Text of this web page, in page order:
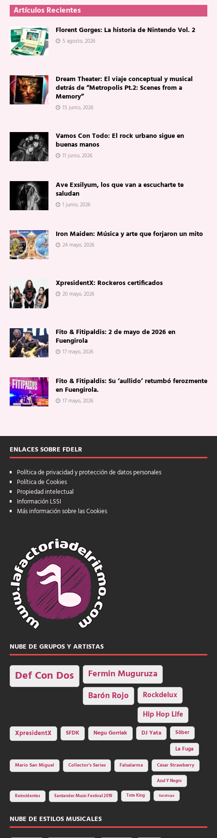
Artículos Recientes
Florent Gorges: La historia de Nintendo Vol. 2
5 agosto, 2026
Dream Theater: El viaje conceptual y musical
detrás de “Metropolis Pt.2: Scenes from a
Memory”
15 junio, 2026
Vamos Con Todo: El rock urbano sigue en
buenas manos
11 junio, 2026
Ave Exsilyum, los que van a escucharte te
saludan
1 junio, 2026
Iron Maiden: Música y arte que forjaron un mito
24 mayo, 2026
XpresidentX: Rockeros certificados
20 mayo, 2026
Fito & Fitipaldis: 2 de mayo de 2026 en
Fuengirola
17 mayo, 2026
Fito & Fitipaldis: Su ‘aullido’ retumbó ferozmente
en Fuengirola.
17 mayo, 2026
ENLACES SOBRE FDELR
Política de privacidad y protección de datos personales
Política de Cookies
Propiedad intelectual
Información LSSI
Más información sobre las Cookies
NUBE DE GRUPOS Y ARTISTAS
Def Con Dos Fermin Muguruza
Barón Rojo Rockdelux
Hip Hop Life
XpresidentX SFDK Negu Gorriak DJ Yata
Sôber
La Fuga
Mario San Miguel
Collector's Series Falsalarma César Strawberry
Azul Y Negro
Reincidentes Santander Music Festival 2019 Tote King Saratoga
NUBE DE ESTILOS MUSICALES